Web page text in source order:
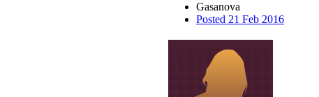
Gasanova
Posted 21 Feb 2016